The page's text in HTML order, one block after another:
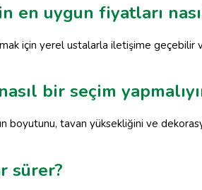
en uygun fiyatları
için yerel ustalarla iletişime
bir seçim
tavan yüksekliğini ve
sürer?